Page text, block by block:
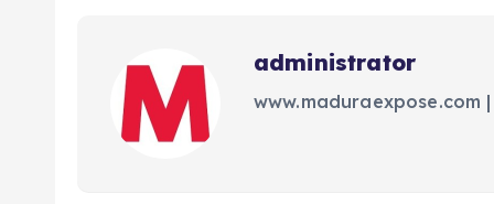
administrator
www.maduraexpose.com